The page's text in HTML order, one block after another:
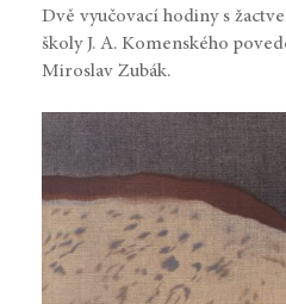
Dvě vyučovací hodiny s
školy J. A. Komenského
Miroslav Zubák.